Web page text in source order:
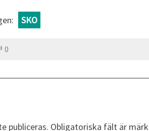
SKO
0
publiceras. Obligatoriska fält är